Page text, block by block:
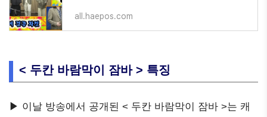
all.haepos.com
< 두칸 바람막이 잠바 > 특징
▶ 이날 방송에서 공개된 < 두칸 바람막이 잠바 >는 캐